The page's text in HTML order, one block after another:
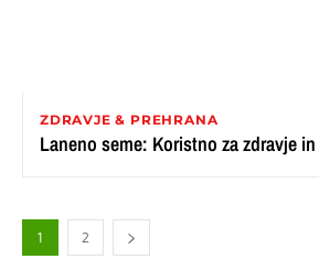
ZDRAVJE & PREHRANA
Laneno seme: Koristno za zdravje
1 2